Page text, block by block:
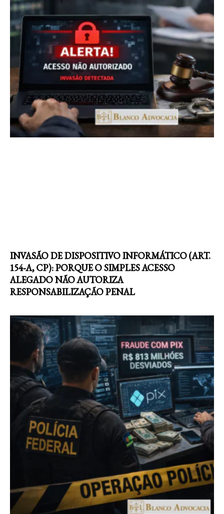
INVASÃO DE DISPOSITIVO INFORMÁTICO (ART.
154-A, CP): PORQUE O SIMPLES ACESSO
ALEGADO NÃO AUTORIZA
RESPONSABILIZAÇÃO PENAL